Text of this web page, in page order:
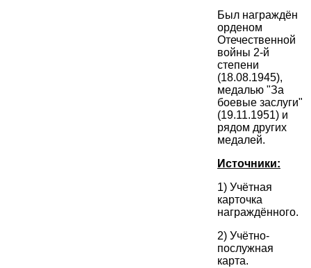
Был награждён
орденом
Отечественной
войны 2-й
степени
(18.08.1945),
медалью "За
боевые заслуги"
(19.11.1951) и
рядом других
медалей.
Источники:
1) Учётная
карточка
награждённого.
2) Учётно-
послужная
карта.